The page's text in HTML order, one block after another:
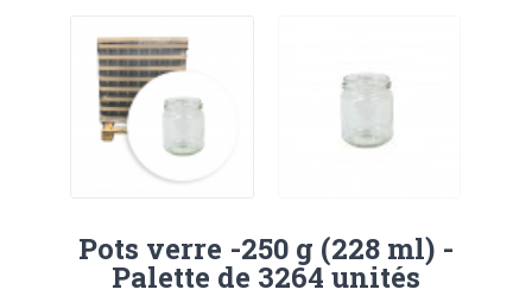
Pots verre -250 g (228 ml) -
Palette de 3264 unités